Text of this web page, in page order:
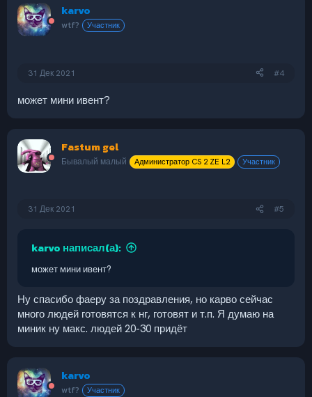
karvo
wtf? Участник
31 Дек 2021 #4
может мини ивент?
Fastum gel
Бывалый малый Администратор CS 2 ZE L2 Участник
31 Дек 2021 #5
karvo написал(а):
может мини ивент?
Ну спасибо фаеру за поздравления, но карво сейчас
много людей готовятся к нг, готовят и т.п. Я думаю на
миник ну макс. людей 20-30 придёт
karvo
wtf? Участник